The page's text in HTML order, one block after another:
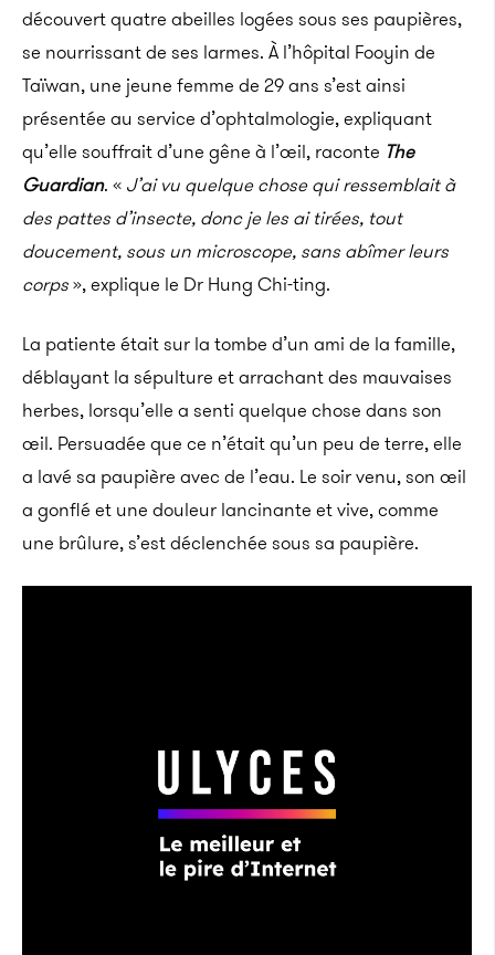
découvert quatre abeilles logées sous ses paupières,
se nourrissant de ses larmes. À l’hôpital Fooyin de
Taïwan, une jeune femme de 29 ans s’est ainsi
présentée au service d’ophtalmologie, expliquant
qu’elle souffrait d’une gêne à l’œil, raconte The
Guardian. « J’ai vu quelque chose qui ressemblait à
des pattes d’insecte, donc je les ai tirées, tout
doucement, sous un microscope, sans abîmer leurs
corps», explique le Dr Hung Chi-ting.
La patiente était sur la tombe d’un ami de la famille,
déblayant la sépulture et arrachant des mauvaises
herbes, lorsqu’elle a senti quelque chose dans son
œil. Persuadée que ce n’était qu’un peu de terre, elle
a lavé sa paupière avec de l’eau. Le soir venu, son œil
a gonflé et une douleur lancinante et vive, comme
une brûlure, s’est déclenchée sous sa paupière.